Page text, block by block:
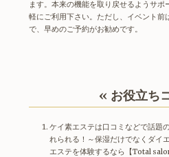
ます。本来の機能を取り戻せるようサ
軽にご利用下さい。ただし、イベント前
で、早めのご予約がお勧めです。
« お役立ち
ケイ素エステは口コミなどで話題
れられる！～保湿だけでなくダイ
エステを体験するなら【Total